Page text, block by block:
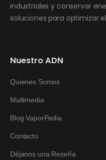
industriales y conservar
soluciones para optimizar
Nuestro ADN
Quienes Somos
Multimedia
Blog VaporPedia
Contacto
Déjanos una Reseña